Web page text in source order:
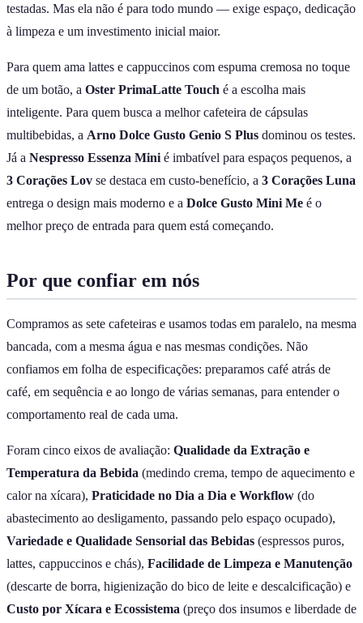
testadas. Mas ela não é para todo mundo — exige espaço, dedicação
à limpeza e um investimento inicial maior.
Para quem ama lattes e cappuccinos com espuma cremosa no toque
de um botão, a Oster PrimaLatte Touch é a escolha mais
inteligente. Para quem busca a melhor cafeteira de cápsulas
multibebidas, a Arno Dolce Gusto Genio S Plus dominou os testes.
Já a Nespresso Essenza Mini é imbatível para espaços pequenos, a
3 Corações Lov se destaca em custo-benefício, a 3 Corações Luna
entrega o design mais moderno e a Dolce Gusto Mini Me é o
melhor preço de entrada para quem está começando.
Por que confiar em nós
Compramos as sete cafeteiras e usamos todas em paralelo, na mesma
bancada, com a mesma água e nas mesmas condições. Não
confiamos em folha de especificações: preparamos café atrás de
café, em sequência e ao longo de várias semanas, para entender o
comportamento real de cada uma.
Foram cinco eixos de avaliação: Qualidade da Extração e
Temperatura da Bebida (medindo crema, tempo de aquecimento e
calor na xícara), Praticidade no Dia a Dia e Workflow (do
abastecimento ao desligamento, passando pelo espaço ocupado),
Variedade e Qualidade Sensorial das Bebidas (espressos puros,
lattes, cappuccinos e chás), Facilidade de Limpeza e Manutenção
(descarte de borra, higienização do bico de leite e descalcificação) e
Custo por Xícara e Ecossistema (preço dos insumos e liberdade de